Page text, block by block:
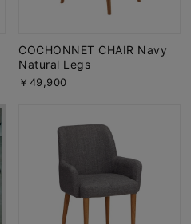
COCHONNET CHAIR Navy
Natural Legs
￥49,900